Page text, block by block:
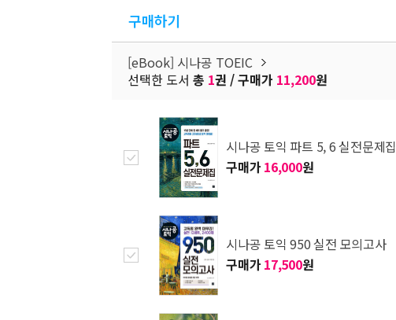
구매하기
[eBook] 시나공 TOEIC
선택한 도서 총 1권 / 구매가 11,200원
시나공 토익 파트 5, 6 실전문제집
구매가 16,000원
시나공 토익 950 실전 모의고사
구매가 17,500원